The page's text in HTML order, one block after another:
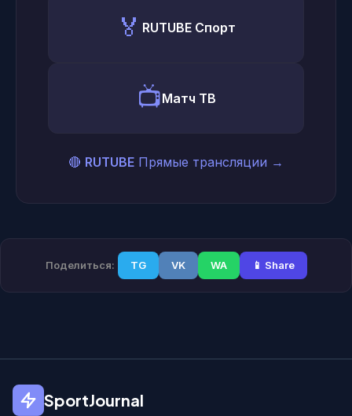
🏅 RUTUBE Спорт
📺Матч ТВ
🔴 RUTUBE Прямые трансляции →
Поделиться: TG VK WA 📱 Share
SportJournal